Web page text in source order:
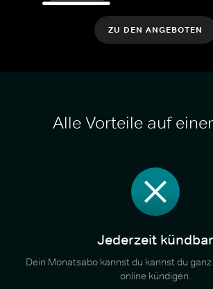
ZU DEN ANGEBOTEN
Alle Vorteile auf
Jederzeit kündbar
Dein Monatsabo kannst du kannst du
online kündigen.